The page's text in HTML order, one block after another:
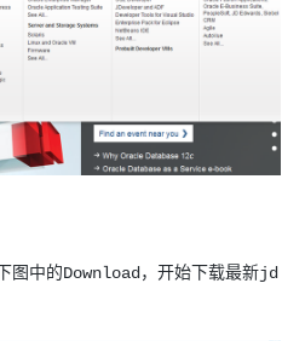
图中的Download，开始下载最新jd